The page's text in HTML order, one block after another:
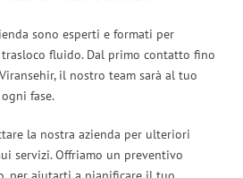
sono esperti e formati per
fluido. Dal primo contatto fino
il nostro team sarà al tuo
fase.
la nostra azienda per ulteriori
servizi. Offriamo un preventivo